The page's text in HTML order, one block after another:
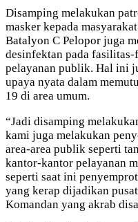
Disamping melakukan
masker kepada
Batalyon C Pelopor juga
desinfektan pada
pelayanan publik. Hal ini
upaya nyata dalam
19 di area umum.
“Jadi disamping
kami juga melakukan
area-area publik seperti
kantor-kantor pelayanan
seperti saat ini
yang kerap dijadikan
Komandan yang akrab